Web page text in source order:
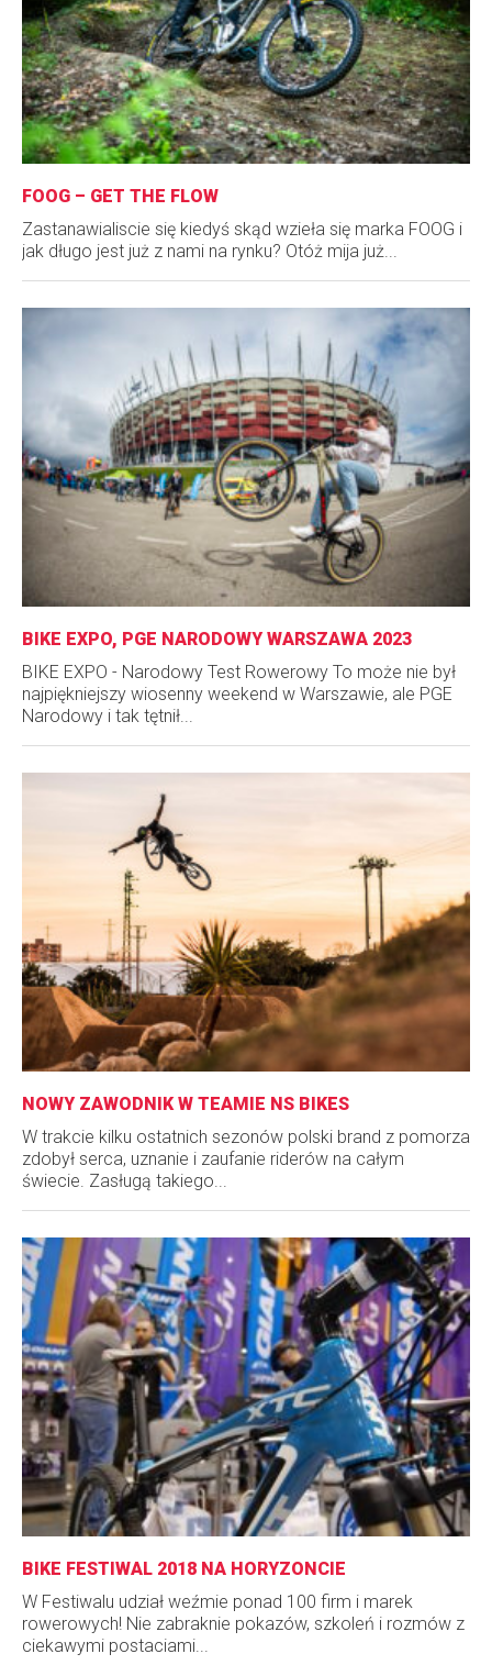
FOOG – GET THE FLOW
Zastanawialiscie się kiedyś skąd wzieła się marka FOOG i
jak długo jest już z nami na rynku? Otóż mija już...
BIKE EXPO, PGE NARODOWY WARSZAWA 2023
BIKE EXPO - Narodowy Test Rowerowy To może nie był
najpiękniejszy wiosenny weekend w Warszawie, ale PGE
Narodowy i tak tętnił...
NOWY ZAWODNIK W TEAMIE NS BIKES
W trakcie kilku ostatnich sezonów polski brand z pomorza
zdobył serca, uznanie i zaufanie riderów na całym
świecie. Zasługą takiego...
BIKE FESTIWAL 2018 NA HORYZONCIE
W Festiwalu udział weźmie ponad 100 firm i marek
rowerowych! Nie zabraknie pokazów, szkoleń i rozmów z
ciekawymi postaciami...